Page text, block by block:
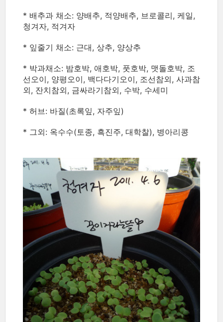
* 배추과 채소: 양배추, 적양배추, 브로콜리, 케일,
청겨자, 적겨자
* 잎줄기 채소: 근대, 상추, 양상추
* 박과채소: 밤호박, 애호박, 풋호박, 맷돌호박, 조
선오이, 양평오이, 백다다기오이, 조선참외, 사과참
외, 잔치참외, 금싸라기참외, 수박, 수세미
* 허브: 바질(초록잎, 자주잎)
* 그외: 옥수수(토종, 흑진주, 대학찰), 병아리콩